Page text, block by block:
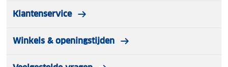
Klantenservice
Winkels & openingstijden